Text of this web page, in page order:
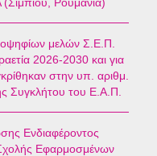
Ρουμανία)
μελών Σ.Ε.Π.
2026-2030 και για
στην υπ. αριθμ.
Συγκλήτου του Ε.Α.Π.
Ενδιαφέροντος
Εφαρμοσμένων